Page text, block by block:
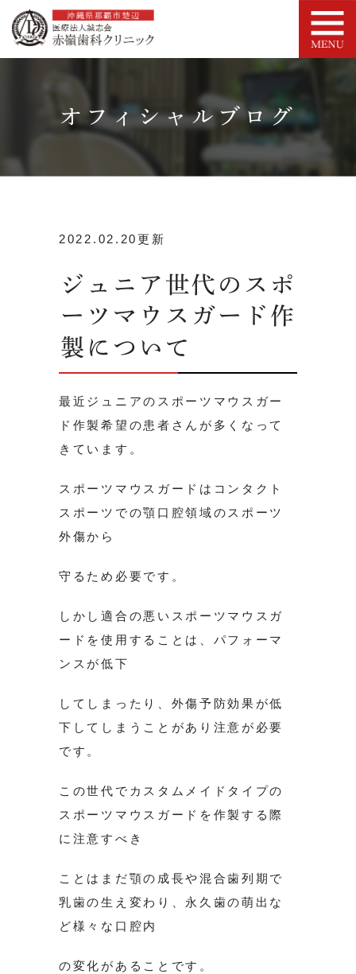
オフィシャルブログ
2022.02.20更新
ジュニア世代のスポ
ーツマウスガード作
製について
最近ジュニアのスポーツマウスガー
ド作製希望の患者さんが多くなって
きています。
スポーツマウスガードはコンタクト
スポーツでの顎口腔領域のスポーツ
外傷から
守るため必要です。
しかし適合の悪いスポーツマウスガ
ードを使用することは、パフォーマ
ンスが低下
してしまったり、外傷予防効果が低
下してしまうことがあり注意が必要
です。
この世代でカスタムメイドタイプの
スポーツマウスガードを作製する際
に注意すべき
ことはまだ顎の成長や混合歯列期で
乳歯の生え変わり、永久歯の萌出な
ど様々な口腔内
の変化があることです。